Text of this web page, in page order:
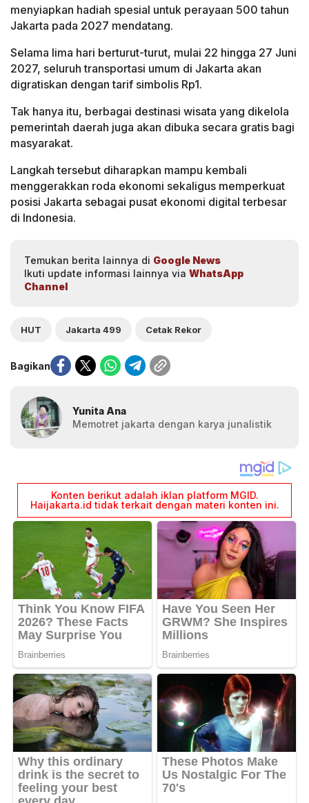
menyiapkan hadiah spesial untuk perayaan 500 tahun
Jakarta pada 2027 mendatang.
Selama lima hari berturut-turut, mulai 22 hingga 27 Juni
2027, seluruh transportasi umum di Jakarta akan
digratiskan dengan tarif simbolis Rp1.
Tak hanya itu, berbagai destinasi wisata yang dikelola
pemerintah daerah juga akan dibuka secara gratis bagi
masyarakat.
Langkah tersebut diharapkan mampu kembali
menggerakkan roda ekonomi sekaligus memperkuat
posisi Jakarta sebagai pusat ekonomi digital terbesar
di Indonesia.
Temukan berita lainnya di Google News
Ikuti update informasi lainnya via WhatsApp
Channel
HUT Jakarta 499 Cetak Rekor
Bagikan
Yunita Ana
Memotret jakarta dengan karya junalistik